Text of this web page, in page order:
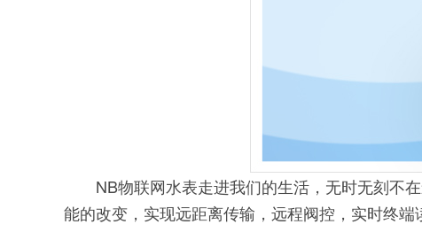
NB物联网水表走进我们的生活，无时无刻不在
能的改变，实现远距离传输，远程阀控，实时终